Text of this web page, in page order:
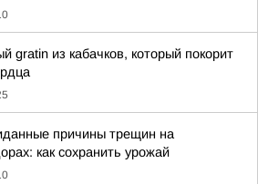
gratin из кабачков, который покорит
причины трещин на
как сохранить урожай